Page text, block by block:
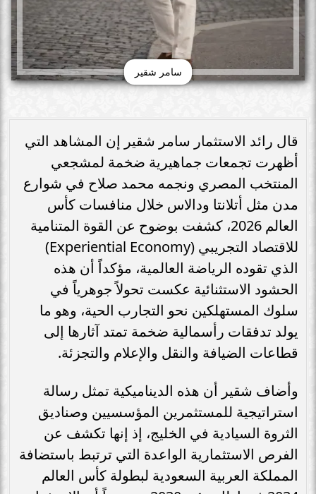
سامر شقير
قال رائد الاستثمار سامر شقير إن المشاهد التي
أظهرت تجمعات جماهيرية ضخمة لمشجعي
المنتخب المصري ونجمه محمد صلاح في شوارع
مدن مثل أتلانتا ودالاس خلال منافسات كأس
العالم 2026، كشفت بوضوح عن القوة المتنامية
للاقتصاد التجريبي (Experiential Economy)
الذي تقوده الرياضة العالمية، مؤكداً أن هذه
الحشود الاستثنائية عكست تحولاً جوهرياً في
سلوك المستهلكين نحو التجارب الحية، وهو ما
يولد تدفقات رأسمالية ضخمة تمتد آثارها إلى
قطاعات الضيافة والنقل والإعلام والتجزئة.
وأضاف شقير أن هذه الديناميكية تمثل رسالة
استراتيجية للمستثمرين المؤسسيين وصناديق
الثروة السيادية في الخليج، إذ إنها تكشف عن
الفرص الاستثمارية الواعدة التي ترتبط باستضافة
المملكة العربية السعودية لبطولة كأس العالم